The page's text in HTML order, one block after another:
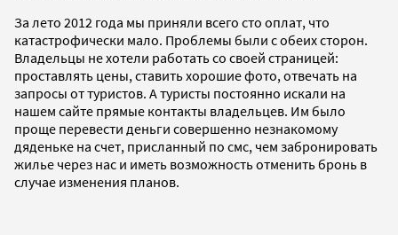
За лето 2012 года мы приняли всего сто оплат, что
катастрофически мало. Проблемы были с обеих сторон.
Владельцы не хотели работать со своей страницей:
проставлять цены, ставить хорошие фото, отвечать на
запросы от туристов. А туристы постоянно искали на
нашем сайте прямые контакты владельцев. Им было
проще перевести деньги совершенно незнакомому
дяденьке на счет, присланный по смс, чем забронировать
жилье через нас и иметь возможность отменить бронь в
случае изменения планов.